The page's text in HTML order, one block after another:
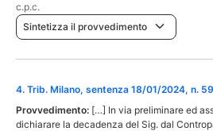
c.p.c.
Sintetizza il provvedimento
4. Trib. Milano, sentenza 18/01/2024, n.
Provvedimento: […] In via preliminare ed
dichiarare la decadenza del Sig. dal